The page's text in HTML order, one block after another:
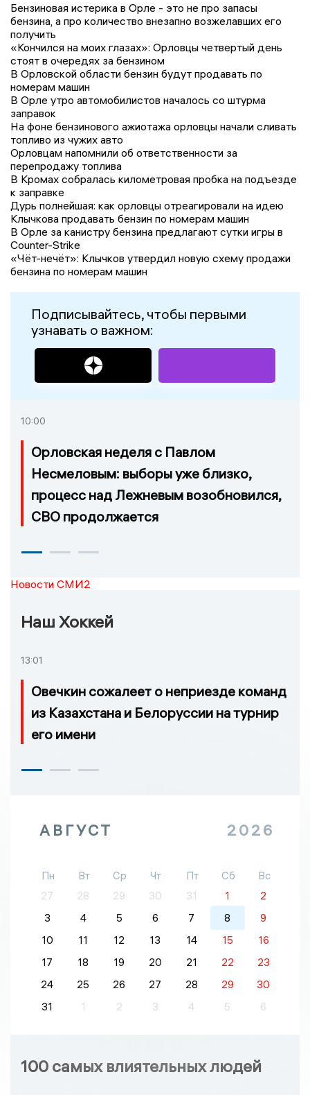
Бензиновая истерика в Орле - это не про запасы
бензина, а про количество внезапно возжелавших его
получить
«Кончился на моих глазах»: Орловцы четвертый день
стоят в очередях за бензином
В Орловской области бензин будут продавать по
номерам машин
В Орле утро автомобилистов началось со штурма
заправок
На фоне бензинового ажиотажа орловцы начали сливать
топливо из чужих авто
Орловцам напомнили об ответственности за
перепродажу топлива
В Кромах собралась километровая пробка на подъезде
к заправке
Дурь полнейшая: как орловцы отреагировали на идею
Клычкова продавать бензин по номерам машин
В Орле за канистру бензина предлагают сутки игры в
Counter-Strike
«Чёт-нечёт»: Клычков утвердил новую схему продажи
бензина по номерам машин
Подписывайтесь, чтобы первыми
узнавать о важном:
10:00
Орловская неделя с Павлом
Несмеловым: выборы уже близко,
процесс над Лежневым возобновился,
СВО продолжается
Новости СМИ2
Наш Хоккей
13:01
Овечкин сожалеет о неприезде команд
из Казахстана и Белоруссии на турнир
его имени
АВГУСТ 2026
Пн Вт Ср Чт Пт Сб
Вс
27
28 29 30 31 1
2
3
4 5 6 7 8
9
10
11 12 13 14 15
16
17
18 19 20 21 22
23
24
25 26 27 28 29
30
31
1 2 3 4 5 6
100 самых влиятельных людей